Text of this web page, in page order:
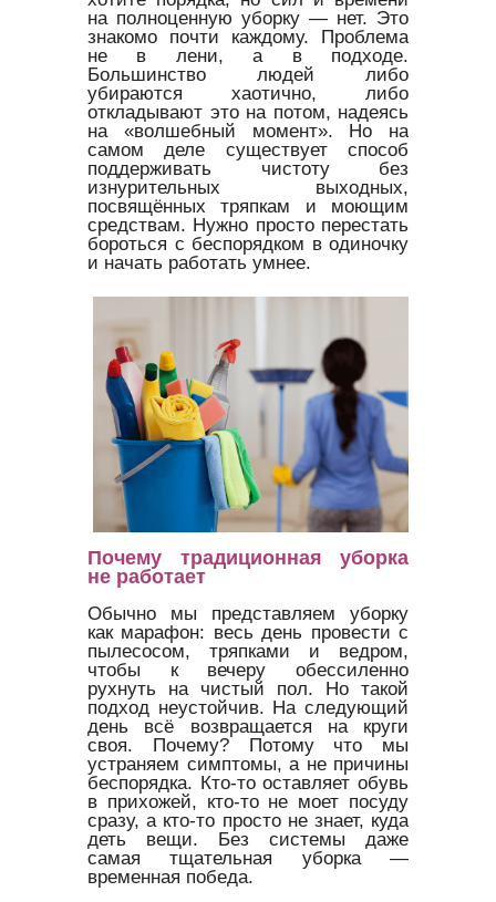
на полноценную уборку — нет. Это
знакомо почти каждому. Проблема
не в лени, а в подходе.
Большинство людей либо
убираются хаотично, либо
откладывают это на потом, надеясь
на «волшебный момент». Но на
самом деле существует способ
поддерживать чистоту без
изнурительных выходных,
посвящённых тряпкам и моющим
средствам. Нужно просто перестать
бороться с беспорядком в одиночку
и начать работать умнее.
Почему традиционная уборка
не работает
Обычно мы представляем уборку
как марафон: весь день провести с
пылесосом, тряпками и ведром,
чтобы к вечеру обессиленно
рухнуть на чистый пол. Но такой
подход неустойчив. На следующий
день всё возвращается на круги
своя. Почему? Потому что мы
устраняем симптомы, а не причины
беспорядка. Кто-то оставляет обувь
в прихожей, кто-то не моет посуду
сразу, а кто-то просто не знает, куда
деть вещи. Без системы даже
самая тщательная уборка —
временная победа.